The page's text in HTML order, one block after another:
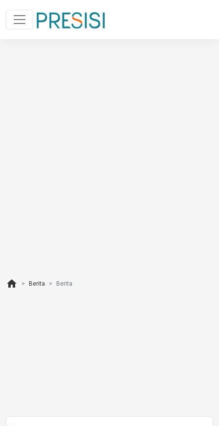
home Berita Berita